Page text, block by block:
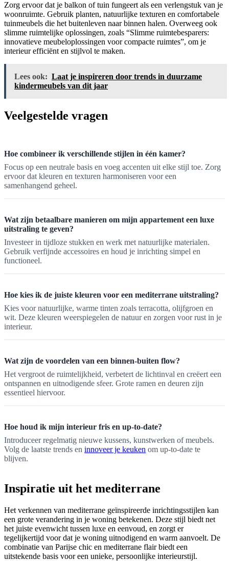
Zorg ervoor dat je balkon of tuin fungeert als een verlengstuk van je
woonruimte. Gebruik planten, natuurlijke texturen en comfortabele
tuinmeubels die het buitenleven naar binnen halen. Overweeg ook
slimme ruimtelijke oplossingen, zoals “Slimme ruimtebesparers:
innovatieve meubeloplossingen voor compacte ruimtes”, om je
interieur efficiënt en stijlvol te maken.
Lees ook: Laat je inspireren door trends in duurzame
kindermeubels van dit jaar
Veelgestelde vragen
Hoe combineer ik verschillende stijlen in één kamer?
Focus op een neutrale basis en voeg accenten uit elke stijl toe. Zorg
ervoor dat kleuren en texturen harmoniseren voor een
samenhangend geheel.
Wat zijn betaalbare manieren om mijn appartement een luxe
uitstraling te geven?
Investeer in tijdloze stukken en werk met natuurlijke materialen.
Gebruik verfijnde accessoires en houd je inrichting simpel en
functioneel.
Hoe kies ik de juiste kleuren voor een mediterrane uitstraling?
Kies voor natuurlijke, warme tinten zoals terracotta, olijfgroen en
wit. Deze kleuren weerspiegelen de natuur en zorgen voor rust in je
interieur.
Wat zijn de voordelen van een binnen-buiten flow?
Het vergroot de ruimtelijkheid, verbetert de lichtinval en creëert een
ontspannen en uitnodigende sfeer. Grote ramen en deuren zijn
essentieel hiervoor.
Hoe houd ik mijn interieur fris en up-to-date?
Introduceer regelmatig nieuwe kussens, kunstwerken of meubels.
Volg de laatste trends en innoveer je keuken om up-to-date te
blijven.
Inspiratie uit het mediterrane
Het verkennen van mediterrane geïnspireerde inrichtingsstijlen kan
een grote verandering in je woning betekenen. Deze stijl biedt net
het juiste evenwicht tussen luxe en eenvoud, en zorgt er
tegelijkertijd voor dat je woning uitnodigend en warm aanvoelt. De
combinatie van Parijse chic en mediterrane flair biedt een
uitstekende basis voor een unieke, persoonlijke interieurstijl.